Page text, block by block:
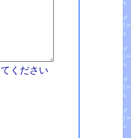
ください